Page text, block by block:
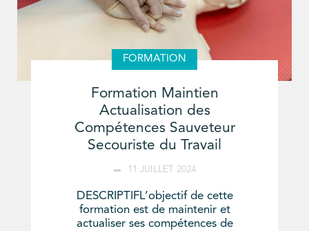
FORMATION
Formation Maintien
Actualisation des
Compétences Sauveteur
Secouriste du Travail
11 JUILLET 2024
DESCRIPTIFL’objectif de cette
formation est de maintenir et
actualiser ses compétences de